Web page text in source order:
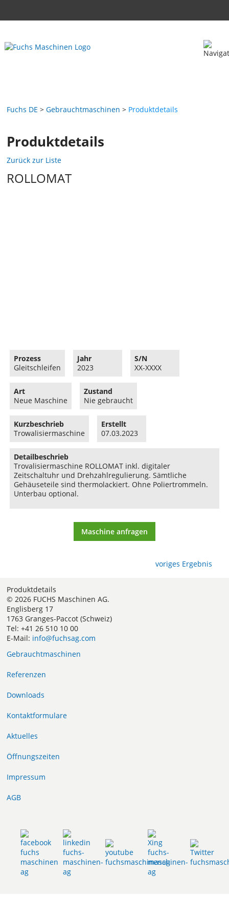
Fuchs DE Gebrauchtmaschinen Produktdetails
Produktdetails
Zurück zur Liste
ROLLOMAT
Prozess
Gleitschleifen
Jahr
2023
S/N
XX-XXXX
Art
Neue Maschine
Zustand
Nie gebraucht
Kurzbeschrieb
Trowalisiermaschine
Erstellt
07.03.2023
Detailbeschrieb
Trovalisiermaschine ROLLOMAT inkl. digitaler
Zeitschaltuhr und Drehzahlregulierung. Sämtliche
Gehäuseteile sind thermolackiert. Ohne Poliertrommeln.
Unterbau optional.
Maschine anfragen
voriges Ergebnis
Produktdetails
© 2026 FUCHS Maschinen AG.
Englisberg 17
1763 Granges-Paccot (Schweiz)
Tel: +41 26 510 10 00
E-Mail: info@fuchsag.com
Gebrauchtmaschinen
Referenzen
Downloads
Kontaktformulare
Aktuelles
Öffnungszeiten
Impressum
AGB